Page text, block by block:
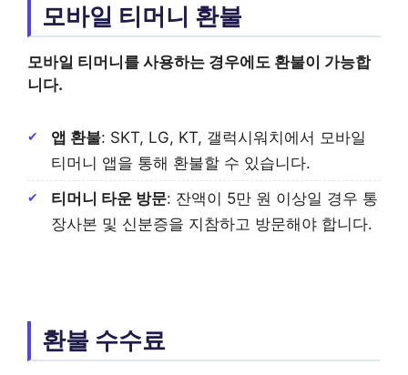
모바일 티머니 환불
모바일 티머니를 사용하는 경우에도 환불이 가능합
니다.
앱 환불: SKT, LG, KT, 갤럭시워치에서 모바일
티머니 앱을 통해 환불할 수 있습니다.
티머니 타운 방문: 잔액이 5만 원 이상일 경우 통
장사본 및 신분증을 지참하고 방문해야 합니다.
환불 수수료